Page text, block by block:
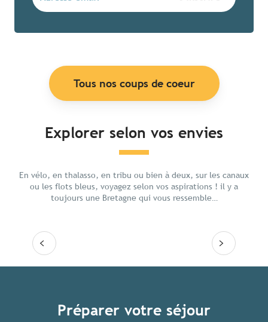
Tous nos coups de coeur
Explorer selon vos envies
En vélo, en thalasso, en tribu ou bien à deux, sur les canaux
ou les flots bleus, voyagez selon vos aspirations ! il y a
toujours une Bretagne qui vous ressemble…
Lire la suite
Préparer votre séjour
Tous les hébergements